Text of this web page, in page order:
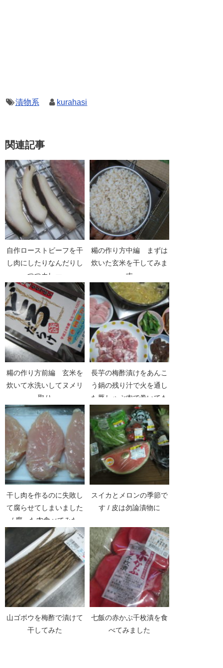
漬物系 kurahasi
関連記事
自作ローストビーフを干
し肉にしたりなんだりし
つつカレー
糒の作り方中編 まずは
炊いた玄米を干してみま
す
糒の作り方前編 玄米を
炊いて水洗いしてヌメリ
取り
長芋の梅酢漬けをあんこ
う鍋の残り汁で火を通し
た豚しゃぶ肉で巻いても
ぐもぐ
干し肉を作るのに失敗し
て腐らせてしまいました
/ 腐った肉食べてみた
スイカとメロンの季節で
す / 皮は勿論漬物に
山ゴボウを梅酢で漬けて
干してみた
七飯の赤かぶ千枚漬を食
べてみました